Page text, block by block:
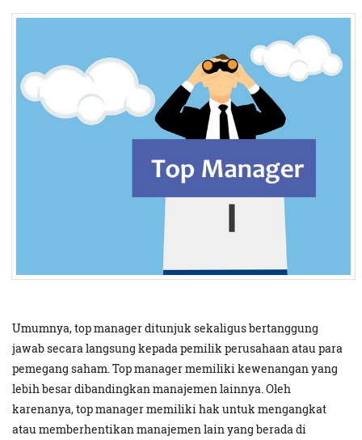
Umumnya, top manager ditunjuk sekaligus bertanggung
jawab secara langsung kepada pemilik perusahaan atau para
pemegang saham. Top manager memiliki kewenangan yang
lebih besar dibandingkan manajemen lainnya. Oleh
karenanya, top manager memiliki hak untuk mengangkat
atau memberhentikan manajemen lain yang berada di